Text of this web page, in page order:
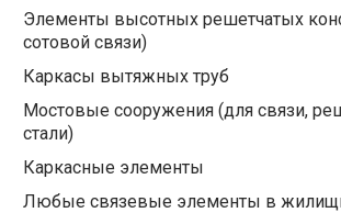
Элементы высотных решетчатых
сотовой связи)
Каркасы вытяжных труб
Мостовые сооружения (для связи,
стали)
Каркасные элементы
Любые связевые элементы в